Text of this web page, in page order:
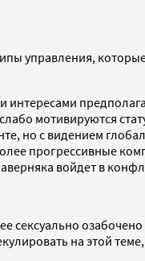
управления,
мотивируются
но с видением
прогрессивные
войдет в
сексуально
на этой